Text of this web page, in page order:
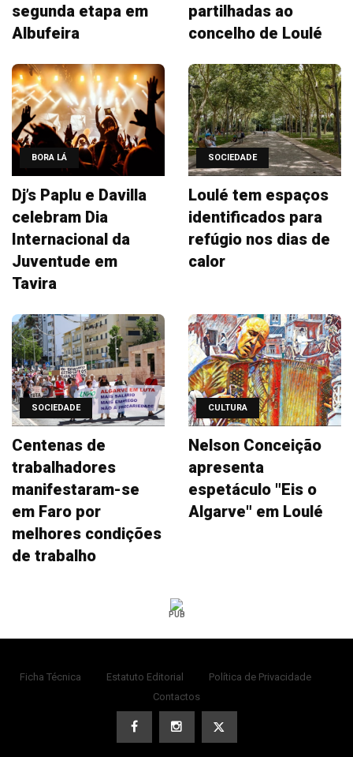
segunda etapa em
Albufeira
partilhadas ao
concelho de Loulé
BORA LÁ
Dj’s Paplu e Davilla
celebram Dia
Internacional da
Juventude em
Tavira
SOCIEDADE
Loulé tem espaços
identificados para
refúgio nos dias de
calor
SOCIEDADE
Centenas de
trabalhadores
manifestaram-se
em Faro por
melhores condições
de trabalho
CULTURA
Nelson Conceição
apresenta
espetáculo "Eis o
Algarve" em Loulé
PUB
Ficha Técnica Estatuto Editorial
Política de Privacidade
Contactos